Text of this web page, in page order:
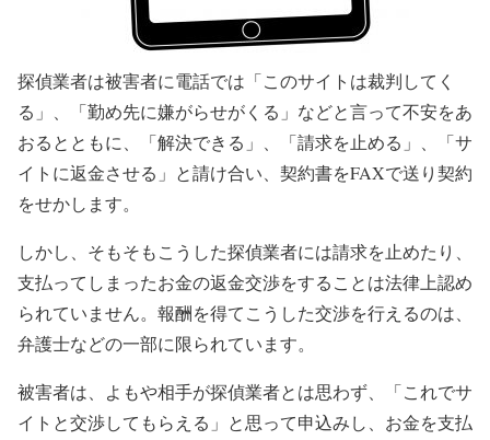
探偵業者は被害者に電話では「このサイトは裁判してく
る」、「勤め先に嫌がらせがくる」などと言って不安をあ
おるとともに、「解決できる」、「請求を止める」、「サ
イトに返金させる」と請け合い、契約書をFAXで送り契約
をせかします。
しかし、そもそもこうした探偵業者には請求を止めたり、
支払ってしまったお金の返金交渉をすることは法律上認め
られていません。報酬を得てこうした交渉を行えるのは、
弁護士などの一部に限られています。
被害者は、よもや相手が探偵業者とは思わず、「これでサ
イトと交渉してもらえる」と思って申込みし、お金を支払